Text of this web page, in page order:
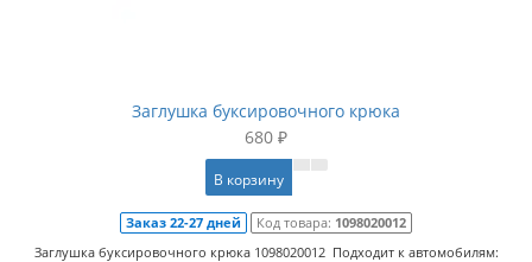
Заглушка буксировочного крюка
680 ₽
В корзину
Заказ 22-27 дней Код товара: 1098020012
Заглушка буксировочного крюка 1098020012 Подходит к автомобилям: